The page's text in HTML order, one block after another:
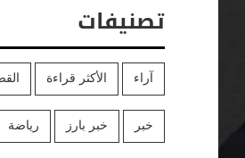
تصنيفات
آراء الأكثر قراءة
خبر خبر بارز رياضة